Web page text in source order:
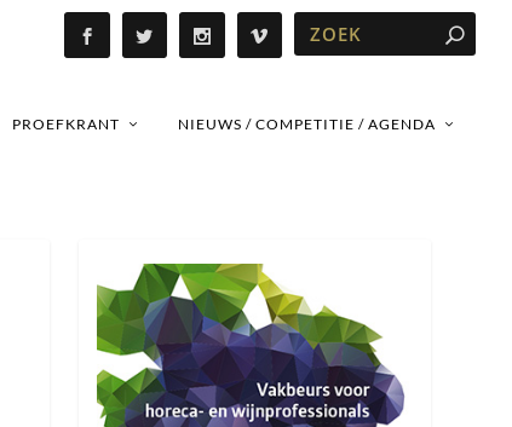
PROEFKRANT NIEUWS / COMPETITIE / AGENDA